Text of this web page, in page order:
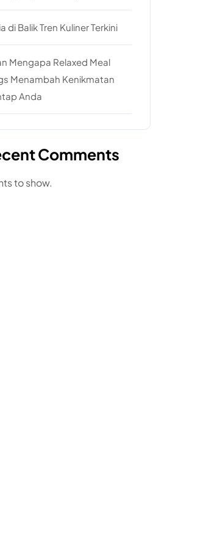
di Balik Tren Kuliner Terkini
Mengapa Relaxed Meal
Menambah Kenikmatan
Anda
Comments
to show.